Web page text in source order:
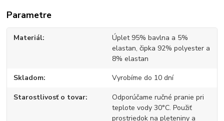
Parametre
Materiál
Úplet 95% bavlna a 5%
elastan, čipka 92% polyester a
8% elastan
Skladom Vyrobíme do 10 dní
Starostlivosť o tovar
Odporúčame ručné pranie pri
teplote vody 30°C. Použiť
prostriedok na pleteniny a